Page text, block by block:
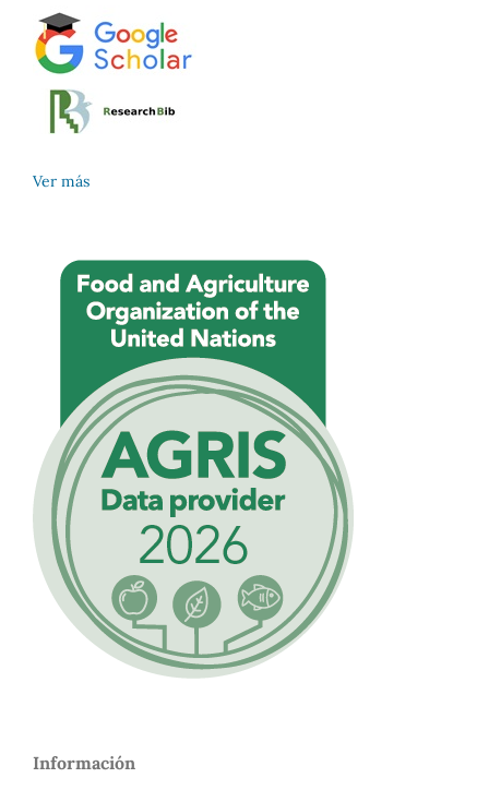
Ver más
Información